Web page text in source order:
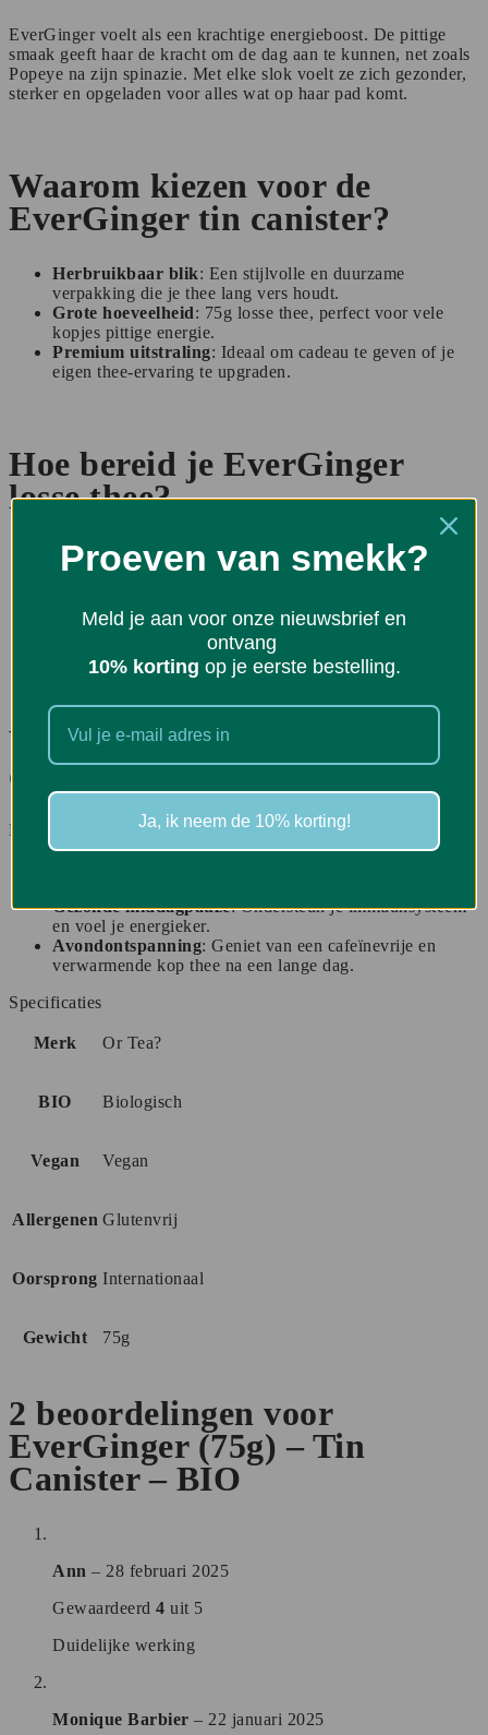
EverGinger voelt als een krachtige energieboost. De pittige
smaak geeft haar de kracht om de dag aan te kunnen, net zoals
Popeye na zijn spinazie. Met elke slok voelt ze zich gezonder,
sterker en opgeladen voor alles wat op haar pad komt.
Waarom kiezen voor de
EverGinger tin canister?
Herbruikbaar blik: Een stijlvolle en duurzame
verpakking die je thee lang vers houdt.
Grote hoeveelheid: 75g losse thee, perfect voor vele
kopjes pittige energie.
Premium uitstraling: Ideaal om cadeau te geven of je
eigen thee-ervaring te upgraden.
Hoe bereid je EverGinger
losse thee?
Voeg 2g losse thee toe aan een theezeef of theefilter.
Giet 200 ml heet water (100°C) over de thee.
smaakvoorkeur.
Geniet puur, of voeg een schijfje citroen of een beetje
honing toe voor een extra dimensie.
Wanneer gemberthee
drinken?
EverGinger van Or Tea? is ideaal als:
Gezonde middagpauze: Ondersteun je immuunsysteem
en voel je energieker.
Avondontspanning: Geniet van een cafeïnevrije en
verwarmende kop thee na een lange dag.
Specificaties
Merk Or Tea?
BIO Biologisch
Vegan Vegan
Allergenen Glutenvrij
Oorsprong Internationaal
Gewicht 75g
2 beoordelingen voor
EverGinger (75g) – Tin
Canister – BIO
Ann – 28 februari 2025
Gewaardeerd 4 uit 5
Duidelijke werking
Monique Barbier – 22 januari 2025
Proeven van smekk?
Meld je aan voor onze nieuwsbrief en
ontvang
10% korting op je eerste bestelling.
Ja, ik neem de 10% korting!